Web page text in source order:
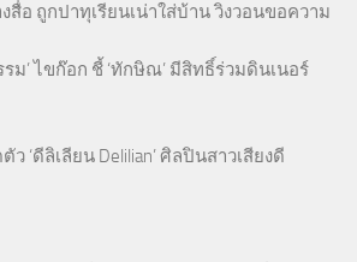
สื่อ ถูกปาทุเรียนเน่าใส่บ้าน วิงวอนขอความ
รม’ ไขก๊อก ชี้ ‘ทักษิณ’ มีสิทธิ์ร่วมดินเนอร์
ตัว ‘ดีลิเลียน Delilian’ ศิลปินสาวเสียงดี